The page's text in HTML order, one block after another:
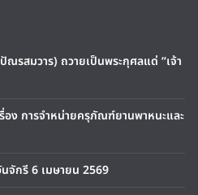
รสมวาร) ถวายเป็นพระกุศลแด่ “เจ้า
อง การจำหน่ายครุภัณฑ์ยานพาหนะและ
จักรี 6 เมษายน 2569